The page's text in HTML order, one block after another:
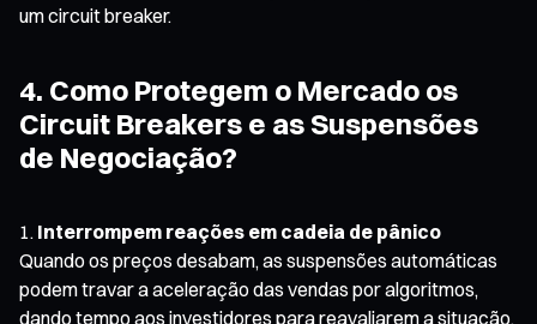
um circuit breaker.
4. Como Protegem o Mercado os
Circuit Breakers e as Suspensões
de Negociação?
Interrompem reações em cadeia de pânico
Quando os preços desabam, as suspensões automáticas
podem travar a aceleração das vendas por algoritmos,
dando tempo aos investidores para reavaliarem a situação.